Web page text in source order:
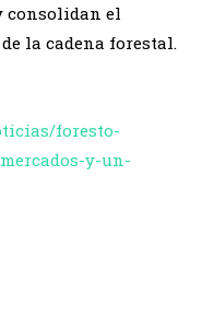
consolidan el
la cadena forestal.
foresto-
y-un-